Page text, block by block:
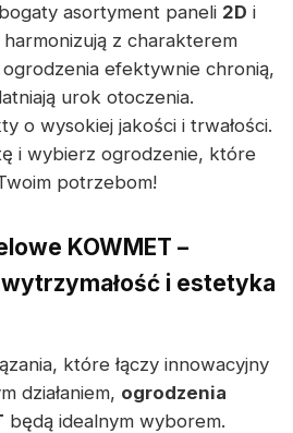
asortyment paneli 2D i
z charakterem
ogrodzenia efektywnie chronią,
urok otoczenia.
o wysokiej jakości i trwałości.
i wybierz ogrodzenie, które
potrzebom!
KOWMET –
i estetyka
które łączy innowacyjny
działaniem, ogrodzenia
będą idealnym wyborem.